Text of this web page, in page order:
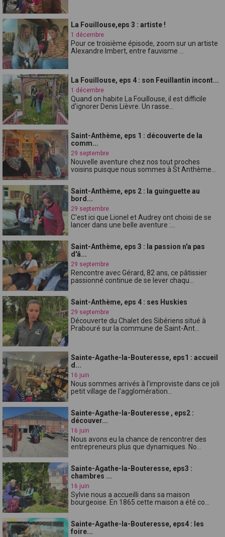
La Fouillouse,eps 3 : artiste !
1 décembre
Pour ce troisième épisode, zoom sur un artiste
Alexandre Imbert, entre fauvisme ...
La Fouillouse, eps 4 : son Feuillantin incont...
1 décembre
Quand on habite La Fouillouse, il est difficile
d'ignorer Denis Lièvre. Un rasse...
Saint-Anthème, eps 1 : découverte de la
comm...
29 septembre
Nouvelle aventure chez nos tout proches
voisins puisque nous sommes à St Anthème...
Saint-Anthème, eps 2 : la guinguette au
bord...
29 septembre
C'est ici que Lionel et Audrey ont choisi de se
lancer dans une belle aventure :...
Saint-Anthème, eps 3 : la passion n'a pas
d'â...
29 septembre
Rencontre avec Gérard, 82 ans, ce pâtissier
passionné continue de se lever chaqu...
Saint-Anthème, eps 4 : ses Huskies
29 septembre
Découverte du Chalet des Sibériens situé à
Prabouré sur la commune de Saint-Ant...
Sainte-Agathe-la-Bouteresse, eps1 : accueil
d...
16 juin
Nous sommes arrivés à l'improviste dans ce joli
petit village de l'agglomération...
Sainte-Agathe-la-Bouteresse , eps2 :
découver...
16 juin
Nous avons eu la chance de rencontrer des
entrepreneurs plus que dynamiques. No...
Sainte-Agathe-la-Bouteresse, eps3 :
chambres ...
16 juin
Sylvie nous a accueilli dans sa maison
bourgeoise. En 1865 cette maison a été co...
Sainte-Agathe-la-Bouteresse, eps4 : les
foire...